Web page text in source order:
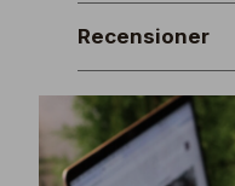
Recensioner